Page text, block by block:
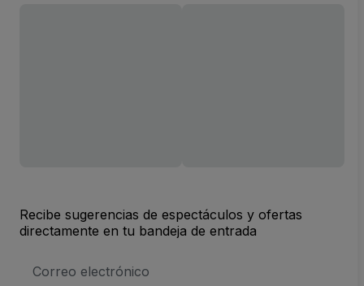
Recibe sugerencias de espectáculos y ofertas
directamente en tu bandeja de entrada
de